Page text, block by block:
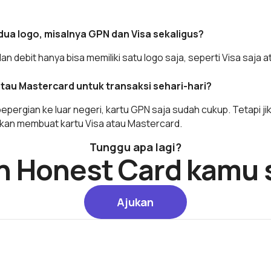
logo, misalnya GPN dan Visa sekaligus?
debit hanya bisa memiliki satu logo saja, seperti Visa saja
Mastercard untuk transaksi sehari-hari?
ke luar negeri, kartu GPN saja sudah cukup. Tetapi
membuat kartu Visa atau Mastercard.
Tunggu apa lagi?
Honest Card kamu
Ajukan
Ajukan